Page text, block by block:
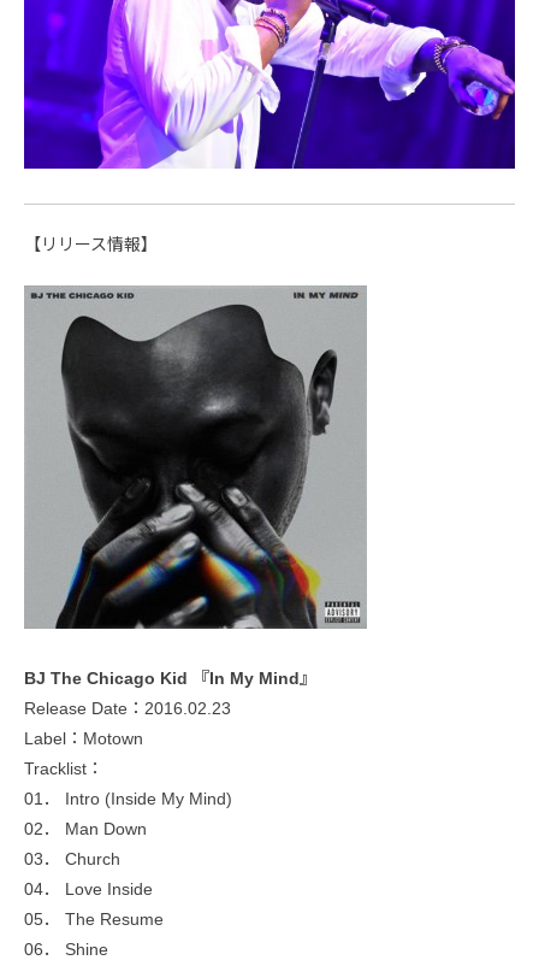
【リリース情報】
BJ The Chicago Kid 『In My Mind』
Release Date：2016.02.23
Label：Motown
Tracklist：
01． Intro (Inside My Mind)
02． Man Down
03． Church
04． Love Inside
05． The Resume
06． Shine